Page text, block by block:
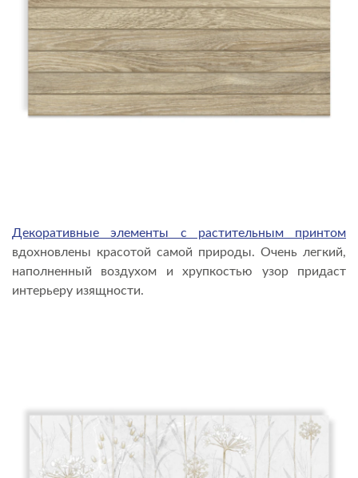
Декоративные элементы с растительным принтом
вдохновлены красотой самой природы. Очень легкий,
наполненный воздухом и хрупкостью узор придаст
интерьеру изящности.